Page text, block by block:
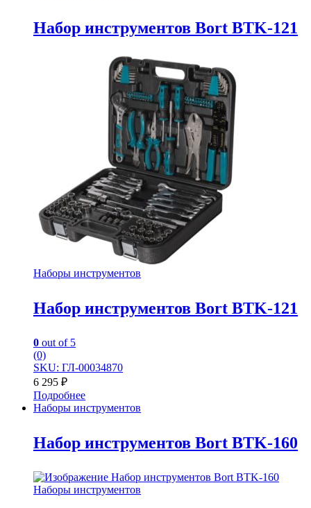
Набор инструментов Bort BTK-121
Наборы инструментов
Набор инструментов Bort BTK-121
0 out of 5
(0)
SKU: ГЛ-00034870
6 295 ₽
Подробнее
Наборы инструментов
Набор инструментов Bort BTK-160
Наборы инструментов